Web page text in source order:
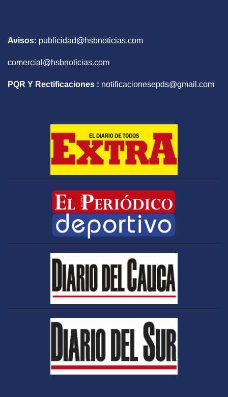
Avisos: publicidad@hsbnoticias.com
comercial@hsbnoticias.com
PQR Y Rectificaciones : notificacionesepds@gmail.com